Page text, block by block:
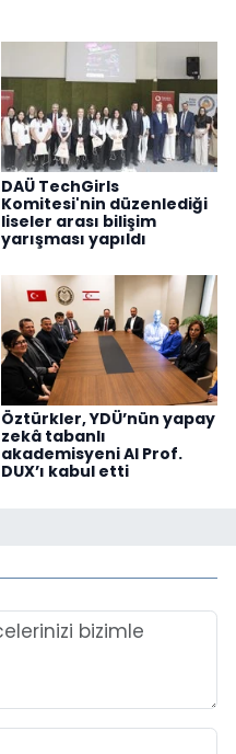
DAÜ TechGirls
Komitesi'nin düzenlediği
liseler arası bilişim
yarışması yapıldı
Öztürkler, YDÜ’nün yapay
zekâ tabanlı
akademisyeni AI Prof.
DUX’ı kabul etti